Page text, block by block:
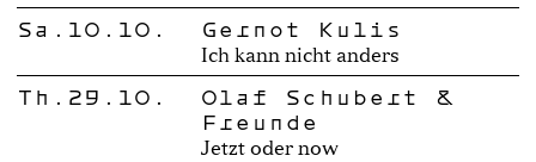
Sa.10.10. Gernot Kulis
Ich kann nicht anders
Th.29.10.
Olaf Schubert &
Freunde
Jetzt oder now